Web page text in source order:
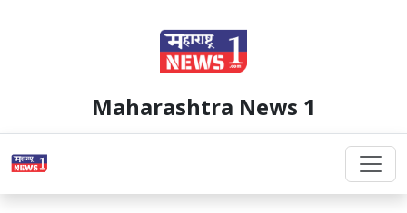
Maharashtra News 1